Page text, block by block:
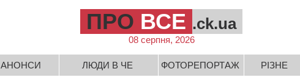
ПРО ВСЕ .ck.ua
08 серпня, 2026
АНОНСИ ЛЮДИ В ЧЕ ФОТОРЕПОРТАЖ РІЗНЕ